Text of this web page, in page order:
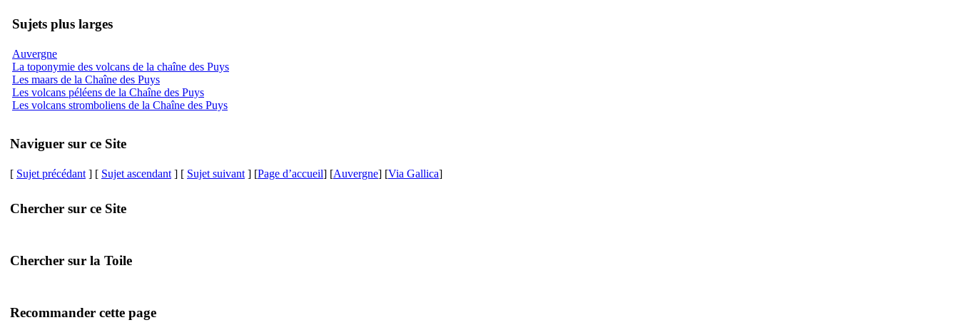
Sujets plus larges
Auvergne
La toponymie des volcans de la chaîne des Puys
Les maars de la Chaîne des Puys
Les volcans péléens de la Chaîne des Puys
Les volcans stromboliens de la Chaîne des Puys
Naviguer sur ce Site
[ Sujet précédant ] [ Sujet ascendant ] [ Sujet suivant ] [Page d’accueil] [Auvergne] [Via Gallica]
Chercher sur ce Site
Chercher sur la Toile
Recommander cette page